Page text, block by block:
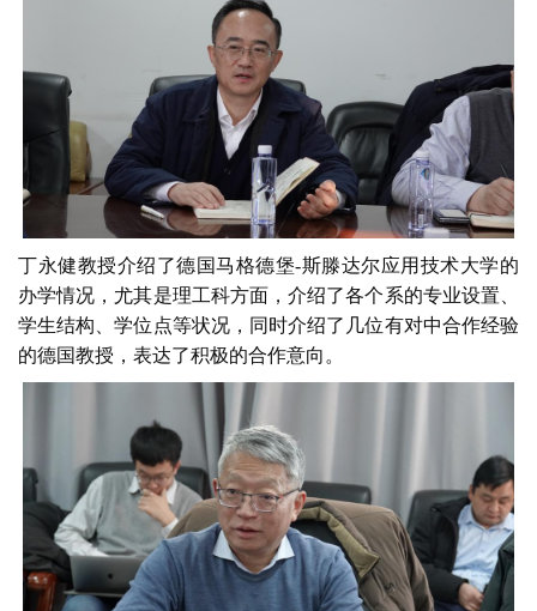
丁永健教授介绍了德国马格德堡-斯滕达尔应用技术大学的
办学情况，尤其是理工科方面，介绍了各个系的专业设置、
学生结构、学位点等状况，同时介绍了几位有对中合作经验
的德国教授，表达了积极的合作意向。